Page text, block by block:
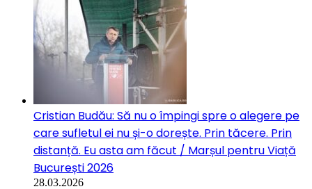
Cristian Budău: Să nu o împingi spre o alegere pe
care sufletul ei nu și-o dorește. Prin tăcere. Prin
distanță. Eu asta am făcut / Marșul pentru Viață
București 2026
28.03.2026